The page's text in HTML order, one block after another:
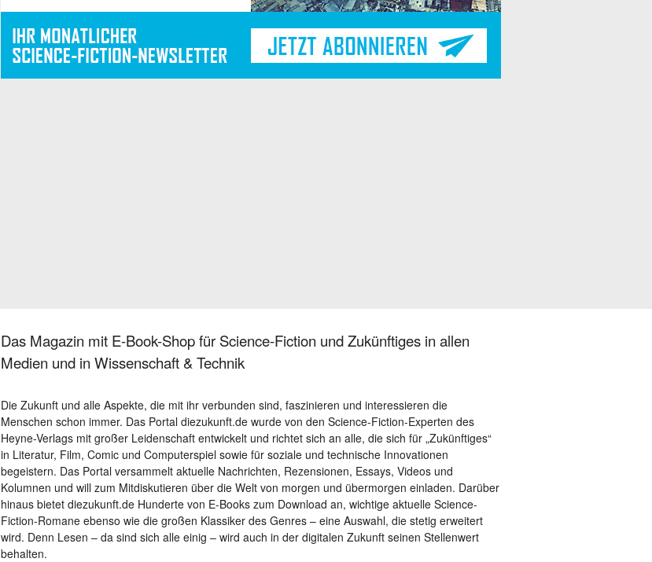
Das Magazin mit E-Book-Shop für Science-Fiction und Zukünftiges in allen
Medien und in Wissenschaft & Technik
Die Zukunft und alle Aspekte, die mit ihr verbunden sind, faszinieren und interessieren die
Menschen schon immer. Das Portal diezukunft.de wurde von den Science-Fiction-Experten des
Heyne-Verlags mit großer Leidenschaft entwickelt und richtet sich an alle, die sich für „Zukünftiges“
in Literatur, Film, Comic und Computerspiel sowie für soziale und technische Innovationen
begeistern. Das Portal versammelt aktuelle Nachrichten, Rezensionen, Essays, Videos und
Kolumnen und will zum Mitdiskutieren über die Welt von morgen und übermorgen einladen. Darüber
hinaus bietet diezukunft.de Hunderte von E-Books zum Download an, wichtige aktuelle Science-
Fiction-Romane ebenso wie die großen Klassiker des Genres – eine Auswahl, die stetig erweitert
wird. Denn Lesen – da sind sich alle einig – wird auch in der digitalen Zukunft seinen Stellenwert
behalten.